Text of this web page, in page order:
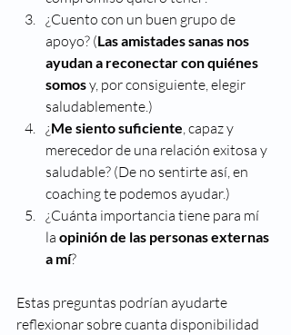
¿Cuento con un buen grupo de
apoyo? (Las amistades sanas nos
ayudan a reconectar con quiénes
somos y, por consiguiente, elegir
saludablemente.)
¿Me siento suficiente , capaz y
merecedor de una relación exitosa y
saludable? (De no sentirte así, en
coaching te podemos ayudar.)
¿Cuánta importancia tiene para mí
la opinión de las personas externas
a mí?
Estas preguntas podrían ayudarte
reflexionar sobre cuanta disponibilidad